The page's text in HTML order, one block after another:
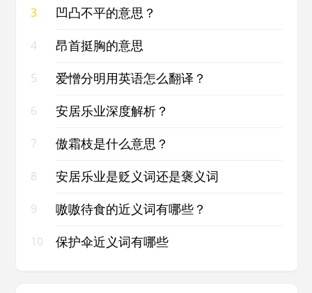
3 凹凸不平的意思？
4 昂首挺胸的意思
5 爱憎分明用英语怎么翻译？
6 安居乐业深度解析？
7 傲霜枝是什么意思？
8 安居乐业是贬义词还是褒义词
9 嗷嗷待食的近义词有哪些？
10 保护伞近义词有哪些